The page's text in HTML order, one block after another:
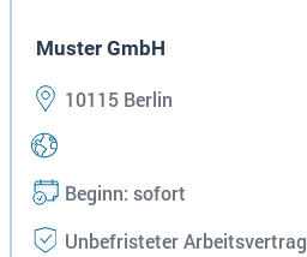
Muster GmbH
10115 Berlin
Beginn: sofort
Unbefristeter Arbeitsvertrag